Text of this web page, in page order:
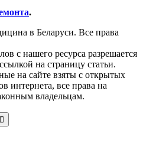
.
в Беларуси. Все права
с нашего ресурса разрешается
на страницу статьи.
на сайте взяты с открытых
интернета, все права на
владельцам.